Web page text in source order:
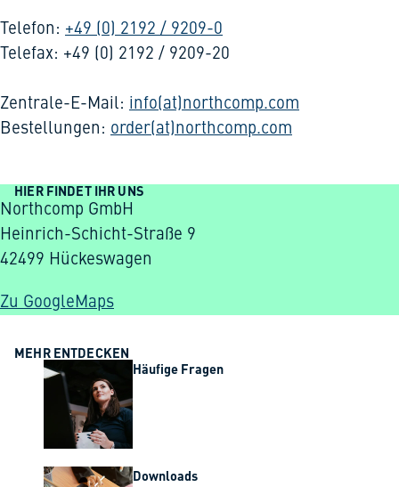
Telefon: +49 (0) 2192 / 9209-0
Telefax: +49 (0) 2192 / 9209-20
Zentrale-E-Mail: info(at)northcomp.com
Bestellungen: order(at)northcomp.com
HIER FINDET IHR UNS
Northcomp GmbH
Heinrich-Schicht-Straße 9
42499 Hückeswagen
Zu GoogleMaps
MEHR ENTDECKEN
Häufige Fragen
Downloads